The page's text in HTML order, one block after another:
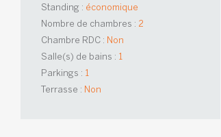
Standing : économique
Nombre de chambres : 2
Chambre RDC : Non
Salle(s) de bains : 1
Parkings : 1
Terrasse : Non